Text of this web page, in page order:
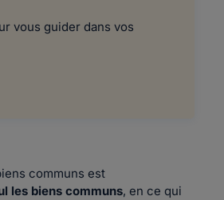
vous guider dans vos
communs est
les biens communs, en ce qui